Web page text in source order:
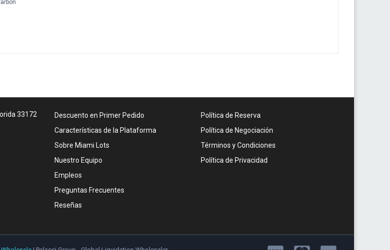
33172
Descuento en Primer Pedido
Características de la Plataforma
Sobre Miami Lots
Nuestro Equipo
Empleos
Preguntas Frecuentes
Reseñas
Política de Reserva
Política de Negociación
Términos y Condiciones
Política de Privacidad